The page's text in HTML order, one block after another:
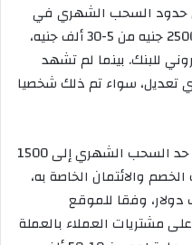
حدود السحب الشهري في
الخارج لغالبية بطاقات الخصم إلى 2500 جنيه من 5-30 ألف جنيه،
للبنك. بينما لم تشهد
تعديل، سواء تم ذلك شخصيا
بينما خفض بنك “إتش إس بي سي” حد السحب الشهري إلى 1500
والائتمان الخاصة به،
السابق والبالغ 5 آلاف دولار، وفقا للموقع
مشتريات العملاء بالعملة